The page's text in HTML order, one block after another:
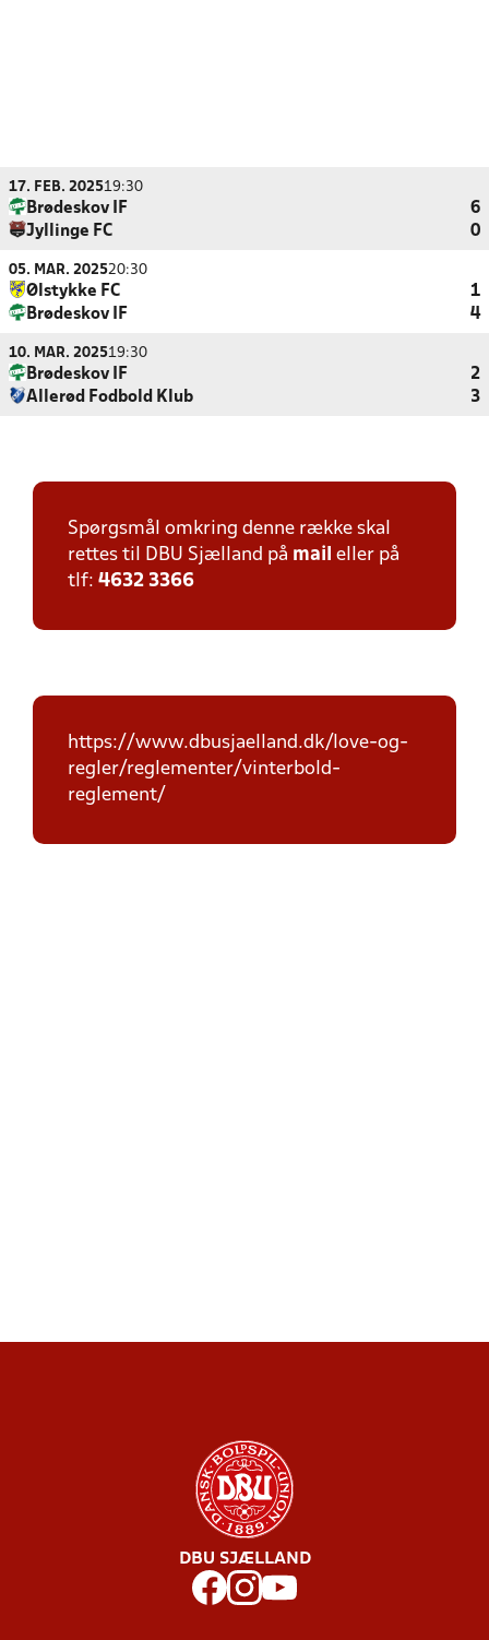
17. FEB. 202519:30
Brødeskov IF
6
Jyllinge FC
0
05. MAR. 202520:30
Ølstykke FC
1
Brødeskov IF
4
10. MAR. 202519:30
Brødeskov IF
2
Allerød Fodbold Klub
3
Spørgsmål omkring denne række skal
rettes til DBU Sjælland på mail eller på
tlf: 4632 3366
https://www.dbusjaelland.dk/love-og-
regler/reglementer/vinterbold-
reglement/
DBU SJÆLLAND